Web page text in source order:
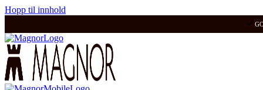
Hopp til innhold